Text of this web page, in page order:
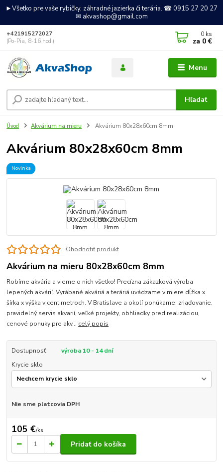
►Všetko pre vaše rybičky, záhradné jazierka či terária. ☎ 0915 27 20 27
✉ akvashop@gmail.com
Menu
Hľadať
+421915272027
(Po-Pia, 8-16 hod.)
0 ks
za 0 €
Úvod Akvárium na mieru Akvárium 80x28x60cm 8mm
Akvárium 80x28x60cm 8mm
Novinka
Ohodnotiť produkt
Akvárium na mieru 80x28x60cm 8mm
Robíme akvária a vieme o nich všetko! Precízna zákazková výroba
lepených akvárií. Vyrábané akváriá a teráriá uvádzame v miere dĺžka x
šírka x výška v centimetroch. V Bratislave a okolí ponúkame: zriaďovanie,
pravidelný servis akvarií, veľké projekty, obhliadky pred realizáciou,
cenové ponuky pre akv... celý popis
Dostupnosť
výroba 10 - 14 dní
Krycie sklo
Nie sme platcovia DPH
105 €/ks
Pridať do košíka